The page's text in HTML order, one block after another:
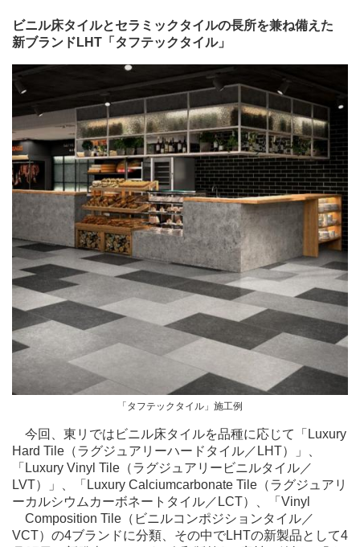
ビニル床タイルとセラミックタイルの長所を兼ね備えた
新ブランドLHT「タフテックタイル」
「タフテックタイル」施工例
今回、東リではビニル床タイルを品種に応じて「Luxury
Hard Tile（ラグジュアリーハードタイル／LHT）」、
「Luxury Vinyl Tile（ラグジュアリービニルタイル／
LVT）」、「Luxury Calciumcarbonate Tile（ラグジュアリ
ーカルシウムカーボネートタイル／LCT）、「Vinyl
Composition Tile（ビニルコンポジションタイル／
VCT）の4ブランドに分類、その中でLHTの新製品として4